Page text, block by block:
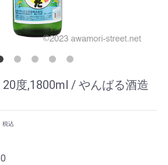
20度,1800ml / やんばる酒造
税込
0